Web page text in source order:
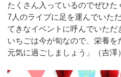
たくさん入っているのでぜひ
7人のライブに足を運んでいた
てきなイベントに呼んでいただ
いちごは今が旬なので、栄養
元気に過ごしましょう」（吉澤